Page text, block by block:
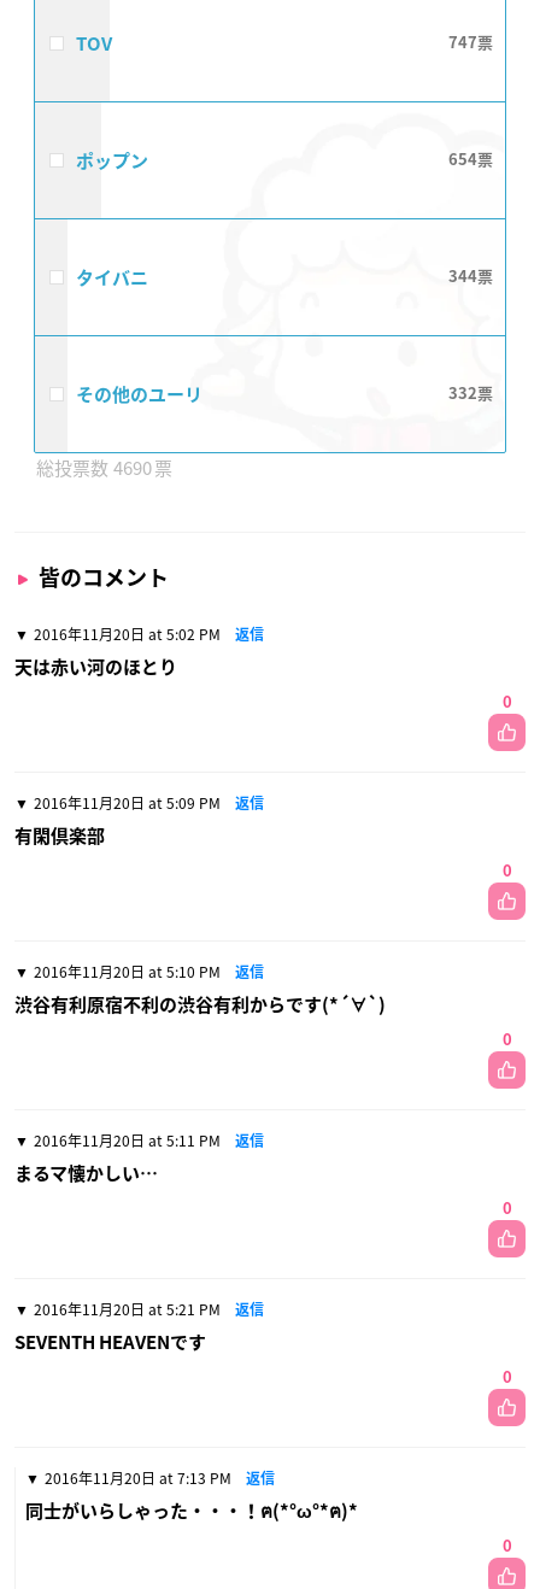
TOV 747
ポップン 654
タイバニ 344
その他のユーリ 332
4690
皆のコメント
2016年11月20日 at 5:02 PM 返信
天は赤い河のほとり
0
2016年11月20日 at 5:09 PM 返信
有閑倶楽部
0
2016年11月20日 at 5:10 PM 返信
渋谷有利原宿不利の渋谷有利からです(*´∀`)
0
2016年11月20日 at 5:11 PM 返信
まるマ懐かしい…
0
2016年11月20日 at 5:21 PM 返信
SEVENTH HEAVENです
0
2016年11月20日 at 7:13 PM 返信
同士がいらしゃった・・・！ฅ(*°ω°*ฅ)*
0